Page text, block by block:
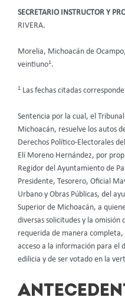
SECRETARIO INSTRUCTOR Y
RIVERA.
Morelia, Michoacán de
veintiuno1.
1 Las fechas citadas
Sentencia por la cual, el
Michoacán, resuelve los autos
Derechos Político-Electorales
Elí Moreno Hernández, por
Regidor del Ayuntamiento de
Presidente, Tesorero, Oficial
Urbano y Obras Públicas, del
Superior de Michoacán, a
diversas solicitudes y la
requerida de manera completa,
acceso a la información para el
edilicia y de ser votado en la